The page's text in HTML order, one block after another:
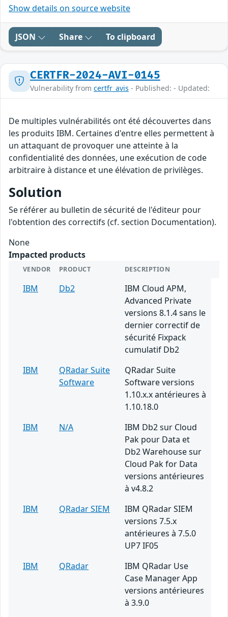
Show details on source website
JSON Share To clipboard
CERTFR-2024-AVI-0145
Vulnerability from certfr_avis - Published: - Updated:
De multiples vulnérabilités ont été découvertes dans
les produits IBM. Certaines d'entre elles permettent à
un attaquant de provoquer une atteinte à la
confidentialité des données, une exécution de code
arbitraire à distance et une élévation de privilèges.
Solution
Se référer au bulletin de sécurité de l'éditeur pour
l'obtention des correctifs (cf. section Documentation).
None
Impacted products
VENDOR PRODUCT DESCRIPTION
IBM Db2
IBM Cloud APM,
Advanced Private
versions 8.1.4 sans le
dernier correctif de
sécurité Fixpack
cumulatif Db2
IBM
QRadar Suite
Software
QRadar Suite
Software versions
1.10.x.x antérieures à
1.10.18.0
IBM
N/A
IBM Db2 sur Cloud
Pak pour Data et
Db2 Warehouse sur
Cloud Pak for Data
versions antérieures
à v4.8.2
IBM
QRadar SIEM
IBM QRadar SIEM
versions 7.5.x
antérieures à 7.5.0
UP7 IF05
IBM
QRadar
IBM QRadar Use
Case Manager App
versions antérieures
à 3.9.0